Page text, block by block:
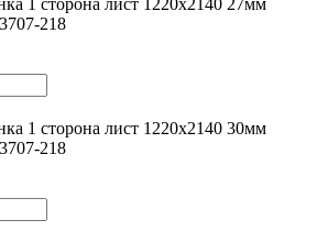
1 сторона лист 1220х2140 27мм
218
1 сторона лист 1220х2140 30мм
218